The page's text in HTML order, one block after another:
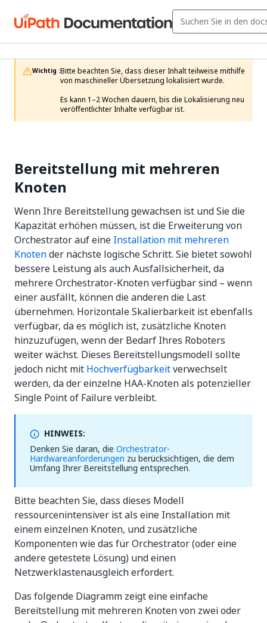
Wichtig :Bitte beachten Sie, dass dieser Inhalt teilweise mithilfe
von maschineller Übersetzung lokalisiert wurde.
Es kann 1–2 Wochen dauern, bis die Lokalisierung neu
veröffentlichter Inhalte verfügbar ist.
Bereitstellung mit mehreren
Knoten
Wenn Ihre Bereitstellung gewachsen ist und Sie die
Kapazität erhöhen müssen, ist die Erweiterung von
Orchestrator auf eine Installation mit mehreren
Knotender nächste logische Schritt. Sie bietet sowohl
bessere Leistung als auch Ausfallsicherheit, da
mehrere Orchestrator-Knoten verfügbar sind – wenn
einer ausfällt, können die anderen die Last
übernehmen. Horizontale Skalierbarkeit ist ebenfalls
verfügbar, da es möglich ist, zusätzliche Knoten
hinzuzufügen, wenn der Bedarf Ihres Roboters
weiter wächst. Dieses Bereitstellungsmodell sollte
jedoch nicht mit Hochverfügbarkeitverwechselt
werden, da der einzelne HAA-Knoten als potenzieller
Single Point of Failure verbleibt.
HINWEIS:
Denken Sie daran, die Orchestrator-
Hardwareanforderungen zu berücksichtigen, die dem
Umfang Ihrer Bereitstellung entsprechen.
Bitte beachten Sie, dass dieses Modell
ressourcenintensiver ist als eine Installation mit
einem einzelnen Knoten, und zusätzliche
Komponenten wie das für Orchestrator (oder eine
andere getestete Lösung) und einen
Netzwerklastenausgleich erfordert.
Das folgende Diagramm zeigt eine einfache
Bereitstellung mit mehreren Knoten von zwei oder